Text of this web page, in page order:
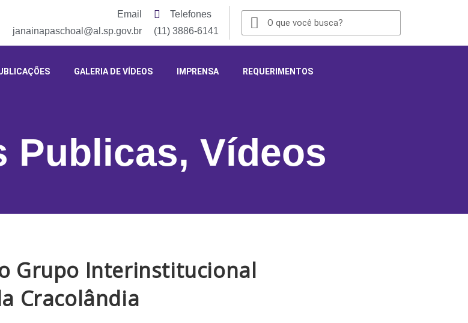
Email
janainapaschoal@al.sp.gov.br
Telefones
(11) 3886-6141
GALERIA DE VÍDEOS IMPRENSA REQUERIMENTOS
Publicas, Vídeos
Grupo Interinstitucional
Cracolândia